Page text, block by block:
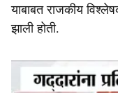
याबाबत राजकीय
झाली होती.